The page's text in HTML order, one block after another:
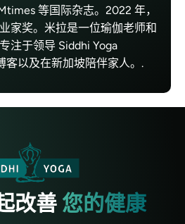
等国际杂志。2022 年，
家奖。米拉是一位瑜伽老师和
注于领导 Siddhi Yoga
客以及在新加坡陪伴家人。.
改善 您的健康